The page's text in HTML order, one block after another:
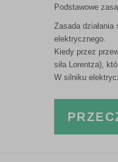
Podstawowe
Zasada
elektrycznego.
Kiedy przez
siła Lorentza),
W silniku